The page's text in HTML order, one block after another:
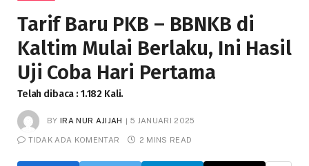
Tarif Baru PKB – BBNKB di
Kaltim Mulai Berlaku, Ini Hasil
Uji Coba Hari Pertama
Telah dibaca : 1.182 Kali.
BY IRA NUR AJIJAH 5 JANUARI 2025
TIDAK ADA KOMENTAR 2 MINS READ